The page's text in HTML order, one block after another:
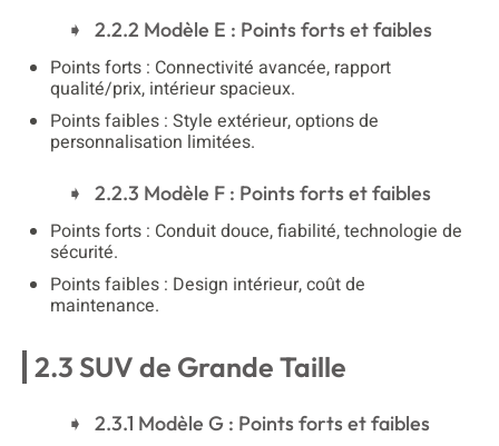
2.2.2 Modèle E : Points forts et faibles
Points forts : Connectivité avancée, rapport
qualité/prix, intérieur spacieux.
Points faibles : Style extérieur, options de
personnalisation limitées.
2.2.3 Modèle F : Points forts et faibles
Points forts : Conduit douce, fiabilité, technologie de
sécurité.
Points faibles : Design intérieur, coût de
maintenance.
2.3 SUV de Grande Taille
2.3.1 Modèle G : Points forts et faibles